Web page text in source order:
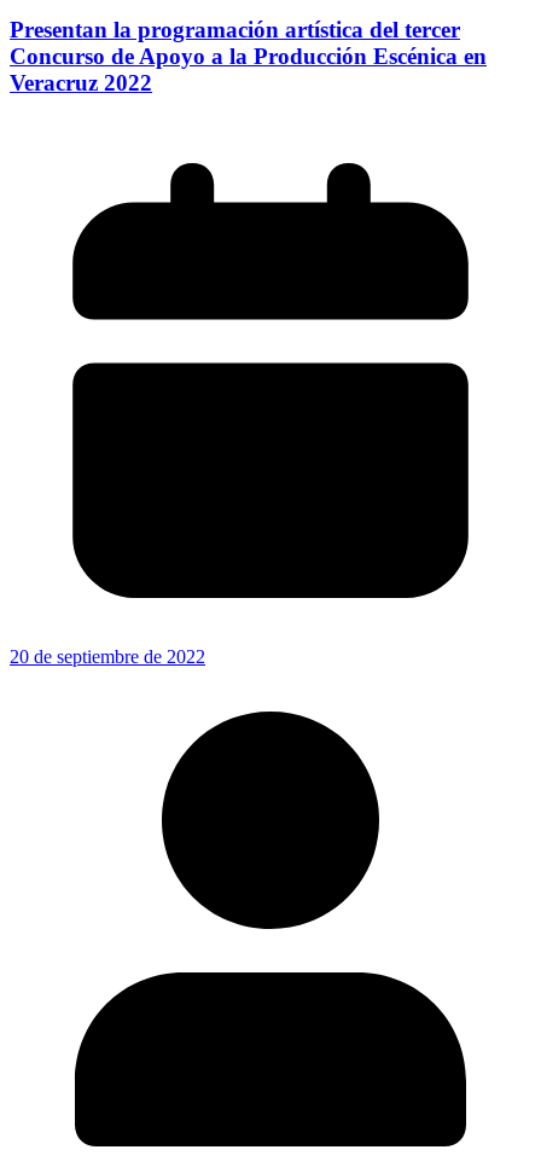
Presentan la programación artística del tercer
Concurso de Apoyo a la Producción Escénica en
Veracruz 2022
20 de septiembre de 2022